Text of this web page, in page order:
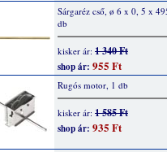
Sárgaréz cső, ø 6 x 0, 5 x
db
kisker ár: 1 340 Ft
shop ár: 955 Ft
Rugós motor, 1 db
kisker ár: 1 585 Ft
shop ár: 935 Ft